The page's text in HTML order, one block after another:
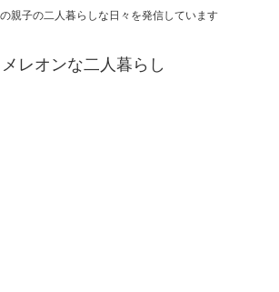
親子の二人暮らしな日々を発信しています
メレオンな二人暮らし